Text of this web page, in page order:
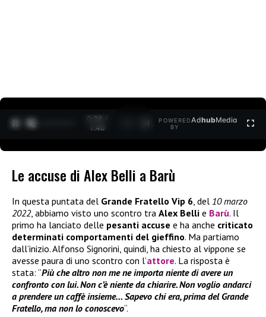
0:29 /
1:40
POWERED
BY
AdhubMedia
Le accuse di Alex Belli a Barù
In questa puntata del Grande Fratello Vip 6, del 10 marzo
2022, abbiamo visto uno scontro tra Alex Belli e Barù. Il
primo ha lanciato delle pesanti accuse e ha anche criticato
determinati comportamenti del gieffino. Ma partiamo
dall’inizio. Alfonso Signorini, quindi, ha chiesto al vippone se
avesse paura di uno scontro con l’attore. La risposta è
stata: “Più che altro non me ne importa niente di avere un
confronto con lui. Non c’è niente da chiarire. Non voglio andarci
a prendere un caffè insieme… Sapevo chi era, prima del Grande
Fratello, ma non lo conoscevo“.